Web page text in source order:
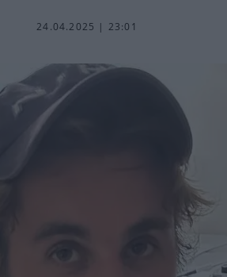
24.04.2025 | 23:01